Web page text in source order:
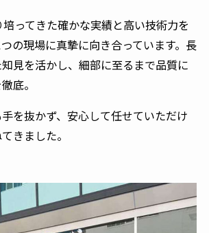
ってきた確かな実績と高い技術力を
の現場に真摯に向き合っています。長
見を活かし、細部に至るまで品質に
底。
を抜かず、安心して任せていただけ
きました。